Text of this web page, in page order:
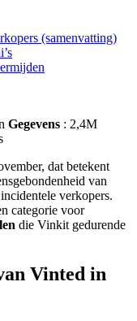
(samenvatting)
Gegevens : 2,4M
dat betekent
van
verkopers.
categorie voor
die Vinkit gedurende
Vinted in